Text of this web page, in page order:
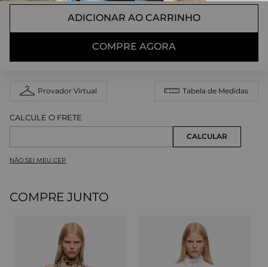
ADICIONAR AO CARRINHO
COMPRE AGORA
Provador Virtual Tabela de Medidas
NÃO SEI MEU CEP
COMPRE JUNTO